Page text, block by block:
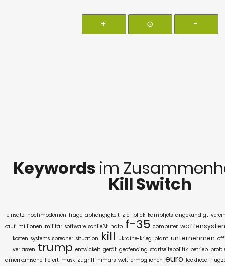
+ ⊙ -
Keywords im
Kill Switch
einsatz hochmodernen frage abhängigkeit ziel blick kampfjets angekündigt
kauf millionen militär software schließt nato f-35 computer
kosten systems sprecher situation kill ukraine-krieg plant unternehmen
verlassen trump entwickelt gerät geofencing startseitepolitik betrieb
amerikanische liefert musk zugriff himars welt ermöglichen euro lockheed